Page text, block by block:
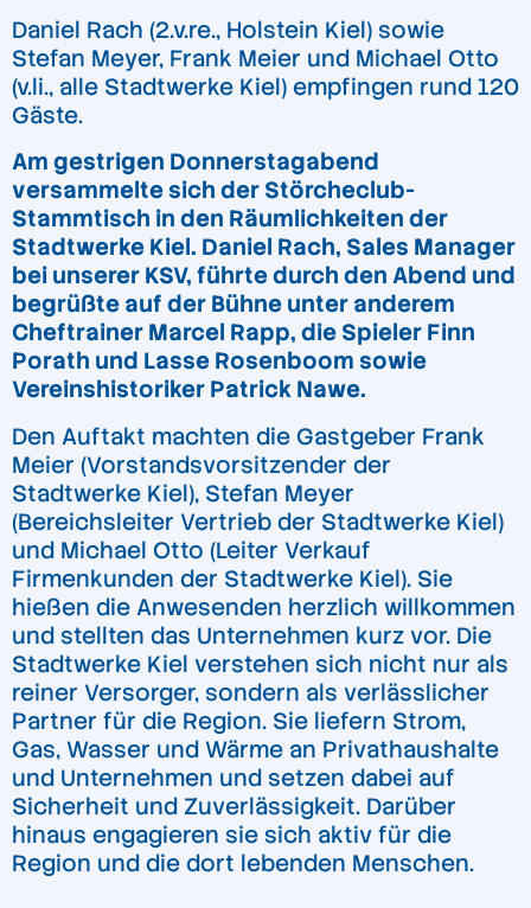
Daniel Rach (2.v.re., Holstein Kiel) sowie
Stefan Meyer, Frank Meier und Michael Otto
(v.li., alle Stadtwerke Kiel) empfingen rund 120
Gäste.
Am gestrigen Donnerstagabend
versammelte sich der Störcheclub-
Stammtisch in den Räumlichkeiten der
Stadtwerke Kiel. Daniel Rach, Sales Manager
bei unserer KSV, führte durch den Abend und
begrüßte auf der Bühne unter anderem
Cheftrainer Marcel Rapp, die Spieler Finn
Porath und Lasse Rosenboom sowie
Vereinshistoriker Patrick Nawe.
Den Auftakt machten die Gastgeber Frank
Meier (Vorstandsvorsitzender der
Stadtwerke Kiel), Stefan Meyer
(Bereichsleiter Vertrieb der Stadtwerke Kiel)
und Michael Otto (Leiter Verkauf
Firmenkunden der Stadtwerke Kiel). Sie
hießen die Anwesenden herzlich willkommen
und stellten das Unternehmen kurz vor. Die
Stadtwerke Kiel verstehen sich nicht nur als
reiner Versorger, sondern als verlässlicher
Partner für die Region. Sie liefern Strom,
Gas, Wasser und Wärme an Privathaushalte
und Unternehmen und setzen dabei auf
Sicherheit und Zuverlässigkeit. Darüber
hinaus engagieren sie sich aktiv für die
Region und die dort lebenden Menschen.